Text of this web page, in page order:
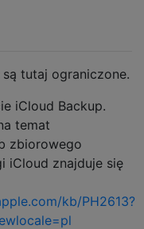
tutaj ograniczone.
iCloud Backup.
temat
zbiorowego
iCloud znajduje się
kb/PH2613?